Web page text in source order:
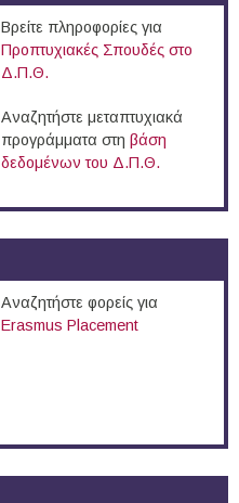
Βρείτε πληροφορίες για
Προπτυχιακές Σπουδές στο
Δ.Π.Θ.
Αναζητήστε μεταπτυχιακά
προγράμματα στη βάση
δεδομένων του Δ.Π.Θ.
Αναζητήστε φορείς για
Erasmus Placement